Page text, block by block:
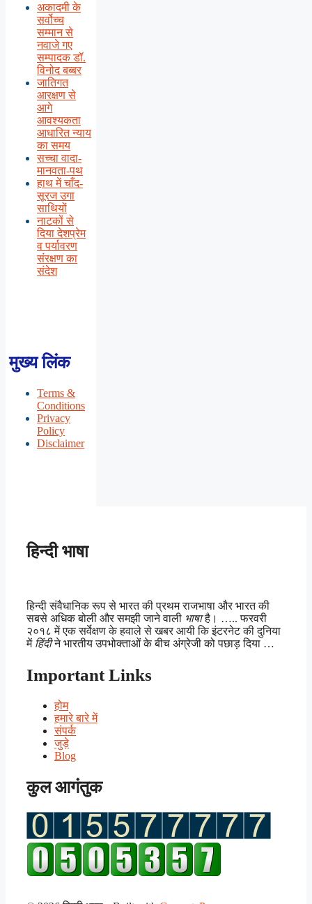
अकादमी के
सर्वोच्च
सम्मान से
नवाजे गए
सम्पादक डॉ.
विनोद बब्बर
जातिगत
आरक्षण से
आगे
आवश्यकता
आधारित न्याय
का समय
सच्चा वादा-
मानवता-पथ
हाथ में चाँद-
सूरज उगा
साथियों
नाटकों से
दिया देशप्रेम
व पर्यावरण
संरक्षण का
संदेश
मुख्य लिंक
Terms &
Conditions
Privacy
Policy
Disclaimer
हिन्दी भाषा
हिन्दी संवैधानिक रूप से भारत की प्रथम राजभाषा और भारत की
सबसे अधिक बोली और समझी जाने वाली भाषाहै। ….. फरवरी
२०१८ में एक सर्वेक्षण के हवाले से खबर आयी कि इंटरनेट की दुनिया
में हिंदीने भारतीय उपभोक्ताओं के बीच अंग्रेजी को पछाड़ दिया …
Important Links
होम
हमारे बारे में
संपर्क
जुड़े
Blog
कुल आगंतुक